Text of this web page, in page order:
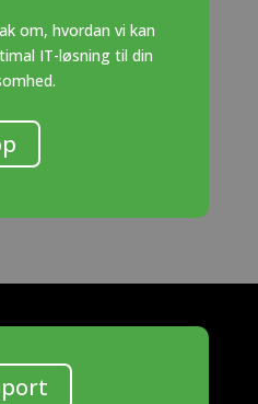
om, hvordan vi kan
IT-løsning til din